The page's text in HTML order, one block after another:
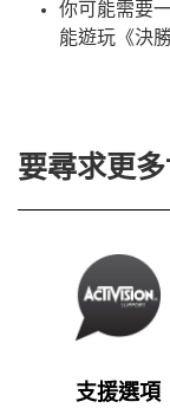
你可能需要
能遊玩《決
要尋求更
支援選項